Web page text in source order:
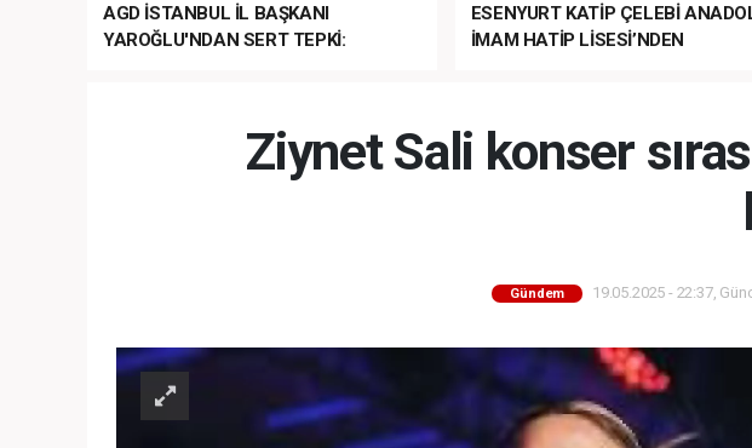
AGD İSTANBUL İL BAŞKANI
YAROĞLU'NDAN SERT TEPKİ:
ESENYURT KATİP ÇELEBİ
İMAM HATİP LİSESİ’NDEN
Ziynet Sali konser
Gündem 19.05.2025 - 22:37,